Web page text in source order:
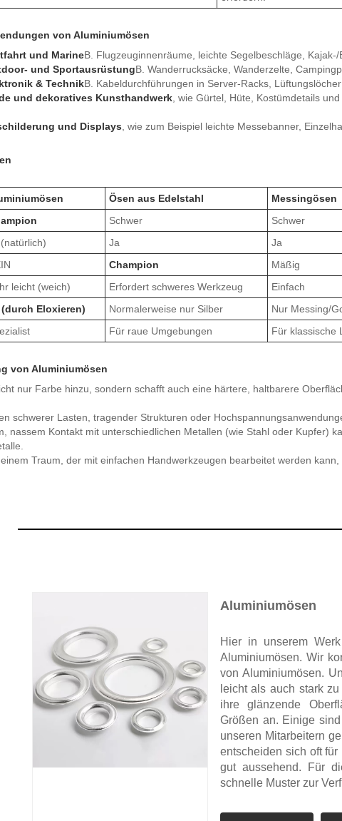
von Aluminiumösen
und MarineB. Flugzeuginnenräume, leichte Segelbeschläge,
und SportausrüstungB. Wanderrucksäcke, Wanderzelte,
& TechnikB. Kabeldurchführungen in Server-Racks,
und dekoratives Kunsthandwerk , wie Gürtel, Hüte, Kostümdetails
und Displays , wie zum Beispiel leichte Messebanner,
Ösen aus Edelstahl Messingösen
Schwer Schwer
Ja Ja
Champion Mäßig
leicht (weich) Erfordert schweres Werkzeug Einfach
Eloxieren) Normalerweise nur Silber Nur Messing/
Für raue Umgebungen Für klassische
von Aluminiumösen
nur Farbe hinzu, sondern schafft auch eine härtere, haltbarere
schwerer Lasten, tragender Strukturen oder
nassem Kontakt mit unterschiedlichen Metallen (wie Stahl oder Kupfer)
Traum, der mit einfachen Handwerkzeugen bearbeitet werden
Aluminiumösen
Hier in unserem
Aluminiumösen. Wir
von Aluminiumösen.
leicht als auch stark
ihre glänzende
Größen an. Einige
unseren Mitarbeitern
entscheiden sich oft
gut aussehend. Für
schnelle Muster zur